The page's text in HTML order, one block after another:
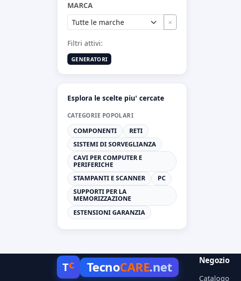
MARCA
×
Filtri attivi:
GENERATORI
Esplora le scelte piu' cercate
CATEGORIE POPOLARI
COMPONENTI
RETI
SISTEMI DI SORVEGLIANZA
CAVI PER COMPUTER E
PERIFERICHE
STAMPANTI E SCANNER
PC
SUPPORTI PER LA
MEMORIZZAZIONE
ESTENSIONI GARANZIA
Tc TecnoCARE.net Negozio
Catalogo